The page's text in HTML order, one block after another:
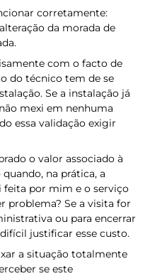
corretamente:
da morada de
com o facto de
do técnico tem de se
Se a instalação já
mexi em nenhuma
essa validação exigir
o valor associado à
na prática, a
feita por mim e o serviço
problema? Se a visita for
ou para encerrar
justificar esse custo.
a situação totalmente
se este